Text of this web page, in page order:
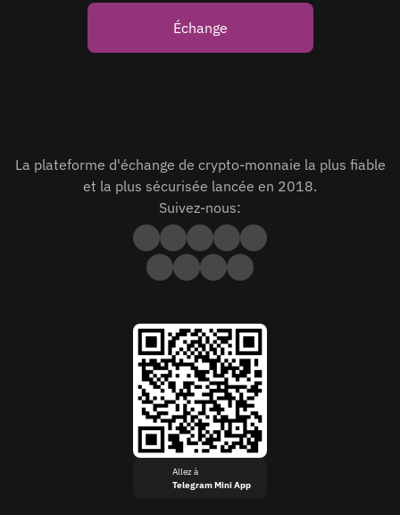
Échange
La plateforme d'échange de crypto-monnaie la plus fiable
et la plus sécurisée lancée en 2018.
Suivez-nous:
Allez à
Telegram Mini App